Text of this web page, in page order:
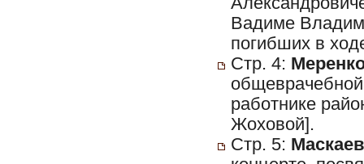
Вадиме
погибших в
Стр. 4:
работнике
Жоховой].
Стр. 5: